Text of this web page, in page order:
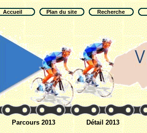
Accueil Plan du site Recherche
Parcours 2013 Détail 2013